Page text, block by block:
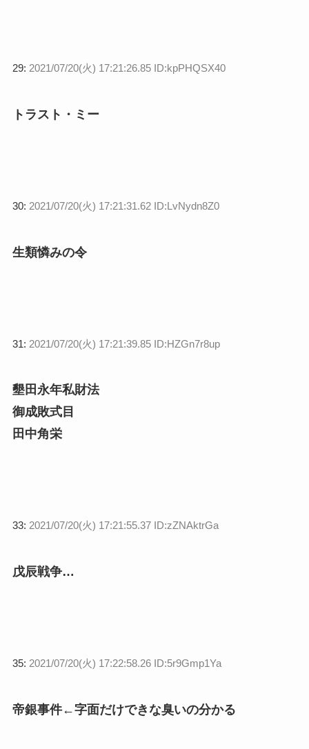
29: 2021/07/20(火) 17:21:26.85 ID:kpPHQSX40
トラスト・ミー
30: 2021/07/20(火) 17:21:31.62 ID:LvNydn8Z0
生類憐みの令
31: 2021/07/20(火) 17:21:39.85 ID:HZGn7r8up
墾田永年私財法
御成敗式目
田中角栄
33: 2021/07/20(火) 17:21:55.37 ID:zZNAktrGa
戊辰戦争…
35: 2021/07/20(火) 17:22:58.26 ID:5r9Gmp1Ya
帝銀事件←字面だけできな臭いの分かる